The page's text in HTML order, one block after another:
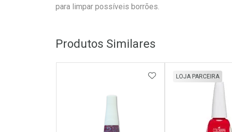
para limpar possíveis borrões.
Produtos Similares
ADICIONAR AOS
LOJA PARCEIRA